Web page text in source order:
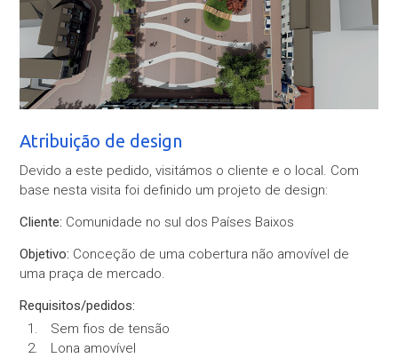
Atribuição de design
Devido a este pedido, visitámos o cliente e o local. Com
base nesta visita foi definido um projeto de design:
Cliente: Comunidade no sul dos Países Baixos
Objetivo: Conceção de uma cobertura não amovível de
uma praça de mercado.
Requisitos/pedidos:
Sem fios de tensão
Lona amovível